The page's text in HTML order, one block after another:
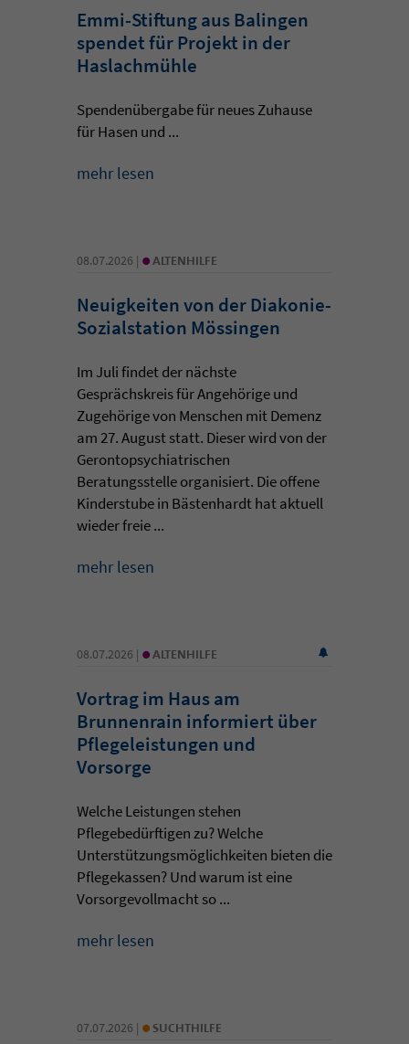
Emmi-Stiftung aus Balingen
spendet für Projekt in der
Haslachmühle
Spendenübergabe für neues Zuhause
für Hasen und ...
mehr lesen
08.07.2026 | • ALTENHILFE
Neuigkeiten von der Diakonie-
Sozialstation Mössingen
Im Juli findet der nächste
Gesprächskreis für Angehörige und
Zugehörige von Menschen mit Demenz
am 27. August statt. Dieser wird von der
Gerontopsychiatrischen
Beratungsstelle organisiert. Die offene
Kinderstube in Bästenhardt hat aktuell
wieder freie ...
mehr lesen
08.07.2026 | • ALTENHILFE
Vortrag im Haus am
Brunnenrain informiert über
Pflegeleistungen und
Vorsorge
Welche Leistungen stehen
Pflegebedürftigen zu? Welche
Unterstützungsmöglichkeiten bieten die
Pflegekassen? Und warum ist eine
Vorsorgevollmacht so ...
mehr lesen
07.07.2026 | • SUCHTHILFE